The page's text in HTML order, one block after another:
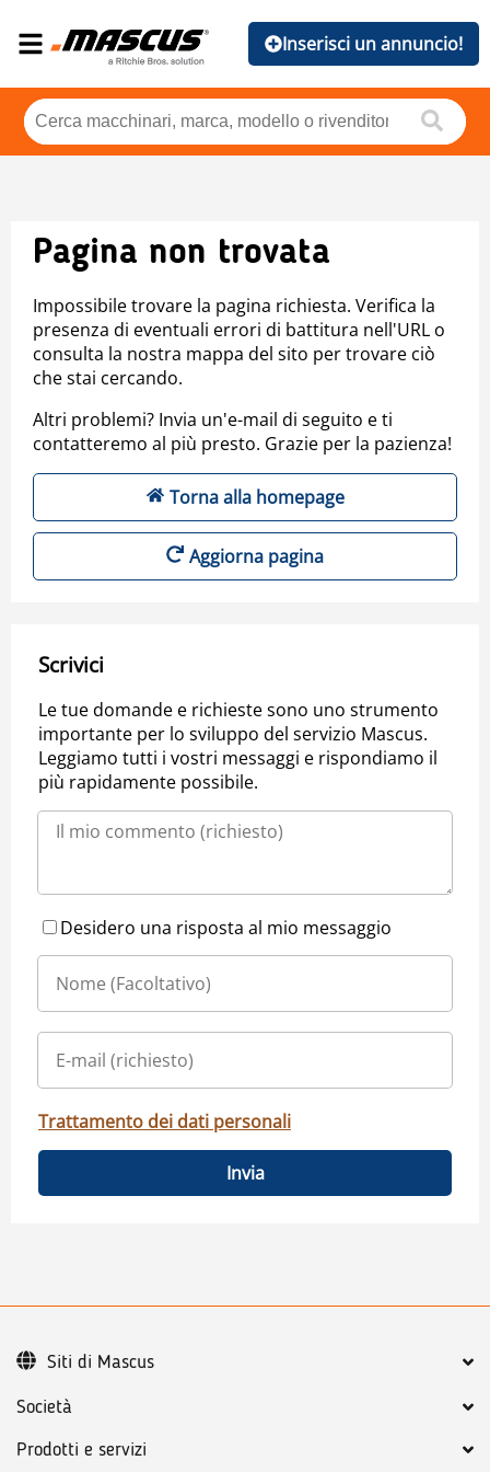
Inserisci un annuncio!
Pagina non trovata
Impossibile trovare la pagina richiesta. Verifica la
presenza di eventuali errori di battitura nell'URL o
consulta la nostra mappa del sito per trovare ciò
che stai cercando.
Altri problemi? Invia un'e-mail di seguito e ti
contatteremo al più presto. Grazie per la pazienza!
Torna alla homepage
Aggiorna pagina
Scrivici
Le tue domande e richieste sono uno strumento
importante per lo sviluppo del servizio Mascus.
Leggiamo tutti i vostri messaggi e rispondiamo il
più rapidamente possibile.
Desidero una risposta al mio messaggio
Trattamento dei dati personali
Invia
Società
Prodotti e servizi
Siti di Mascus